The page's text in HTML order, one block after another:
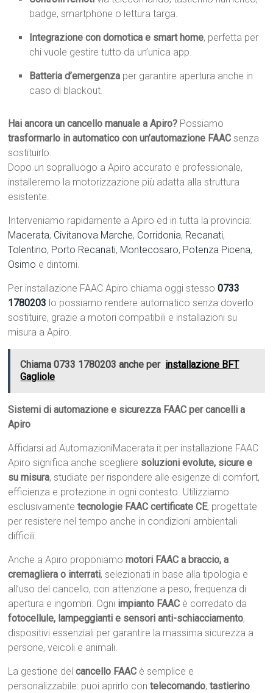
badge, smartphone o lettura targa.
Integrazione con domotica e smart home, perfetta per
chi vuole gestire tutto da un’unica app.
Batteria d’emergenza per garantire apertura anche in
caso di blackout.
Hai ancora un cancello manuale a Apiro? Possiamo
trasformarlo in automatico con un’automazione FAAC senza
sostituirlo.
Dopo un sopralluogo a Apiro accurato e professionale,
installeremo la motorizzazione più adatta alla struttura
esistente.
Interveniamo rapidamente a Apiro ed in tutta la provincia:
Macerata, Civitanova Marche, Corridonia, Recanati,
Tolentino, Porto Recanati, Montecosaro, Potenza Picena,
Osimo e dintorni.
Per installazione FAAC Apiro chiama oggi stesso0733
1780203 lo possiamo rendere automatico senza doverlo
sostituire, grazie a motori compatibili e installazioni su
misura a Apiro.
Chiama 0733 1780203 anche per installazione BFT
Gagliole
Sistemi di automazione e sicurezza FAAC per cancelli a
Apiro
Affidarsi ad AutomazioniMacerata.it per installazione FAAC
Apiro significa anche scegliere soluzioni evolute, sicure e
su misura, studiate per rispondere alle esigenze di comfort,
efficienza e protezione in ogni contesto. Utilizziamo
esclusivamentetecnologie FAAC certificate CE, progettate
per resistere nel tempo anche in condizioni ambientali
difficili.
Anche a Apiro proponiamomotori FAAC a braccio, a
cremagliera o interrati, selezionati in base alla tipologia e
all’uso del cancello, con attenzione a peso, frequenza di
apertura e ingombri. Ogni impianto FAAC è corredato da
fotocellule, lampeggianti e sensori anti-schiacciamento,
dispositivi essenziali per garantire la massima sicurezza a
persone, veicoli e animali.
La gestione delcancello FAAC è semplice e
personalizzabile: puoi aprirlo contelecomando,tastierino